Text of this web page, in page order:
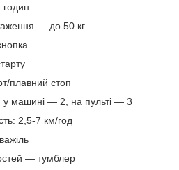
— до 50 кг
плавний стоп
у машині — 2, на пульті — 3
2,5-7 км/год
— тумблер